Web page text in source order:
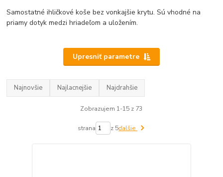
Samostatné ihličkové koše bez vonkajšie krytu. Sú vhodné na
priamy dotyk medzi hriadeľom a uložením.
Upresniť parametre
Najnovšie Najlacnejšie Najdrahšie
Zobrazujem 1-15 z 73
strana z 5ďalšie